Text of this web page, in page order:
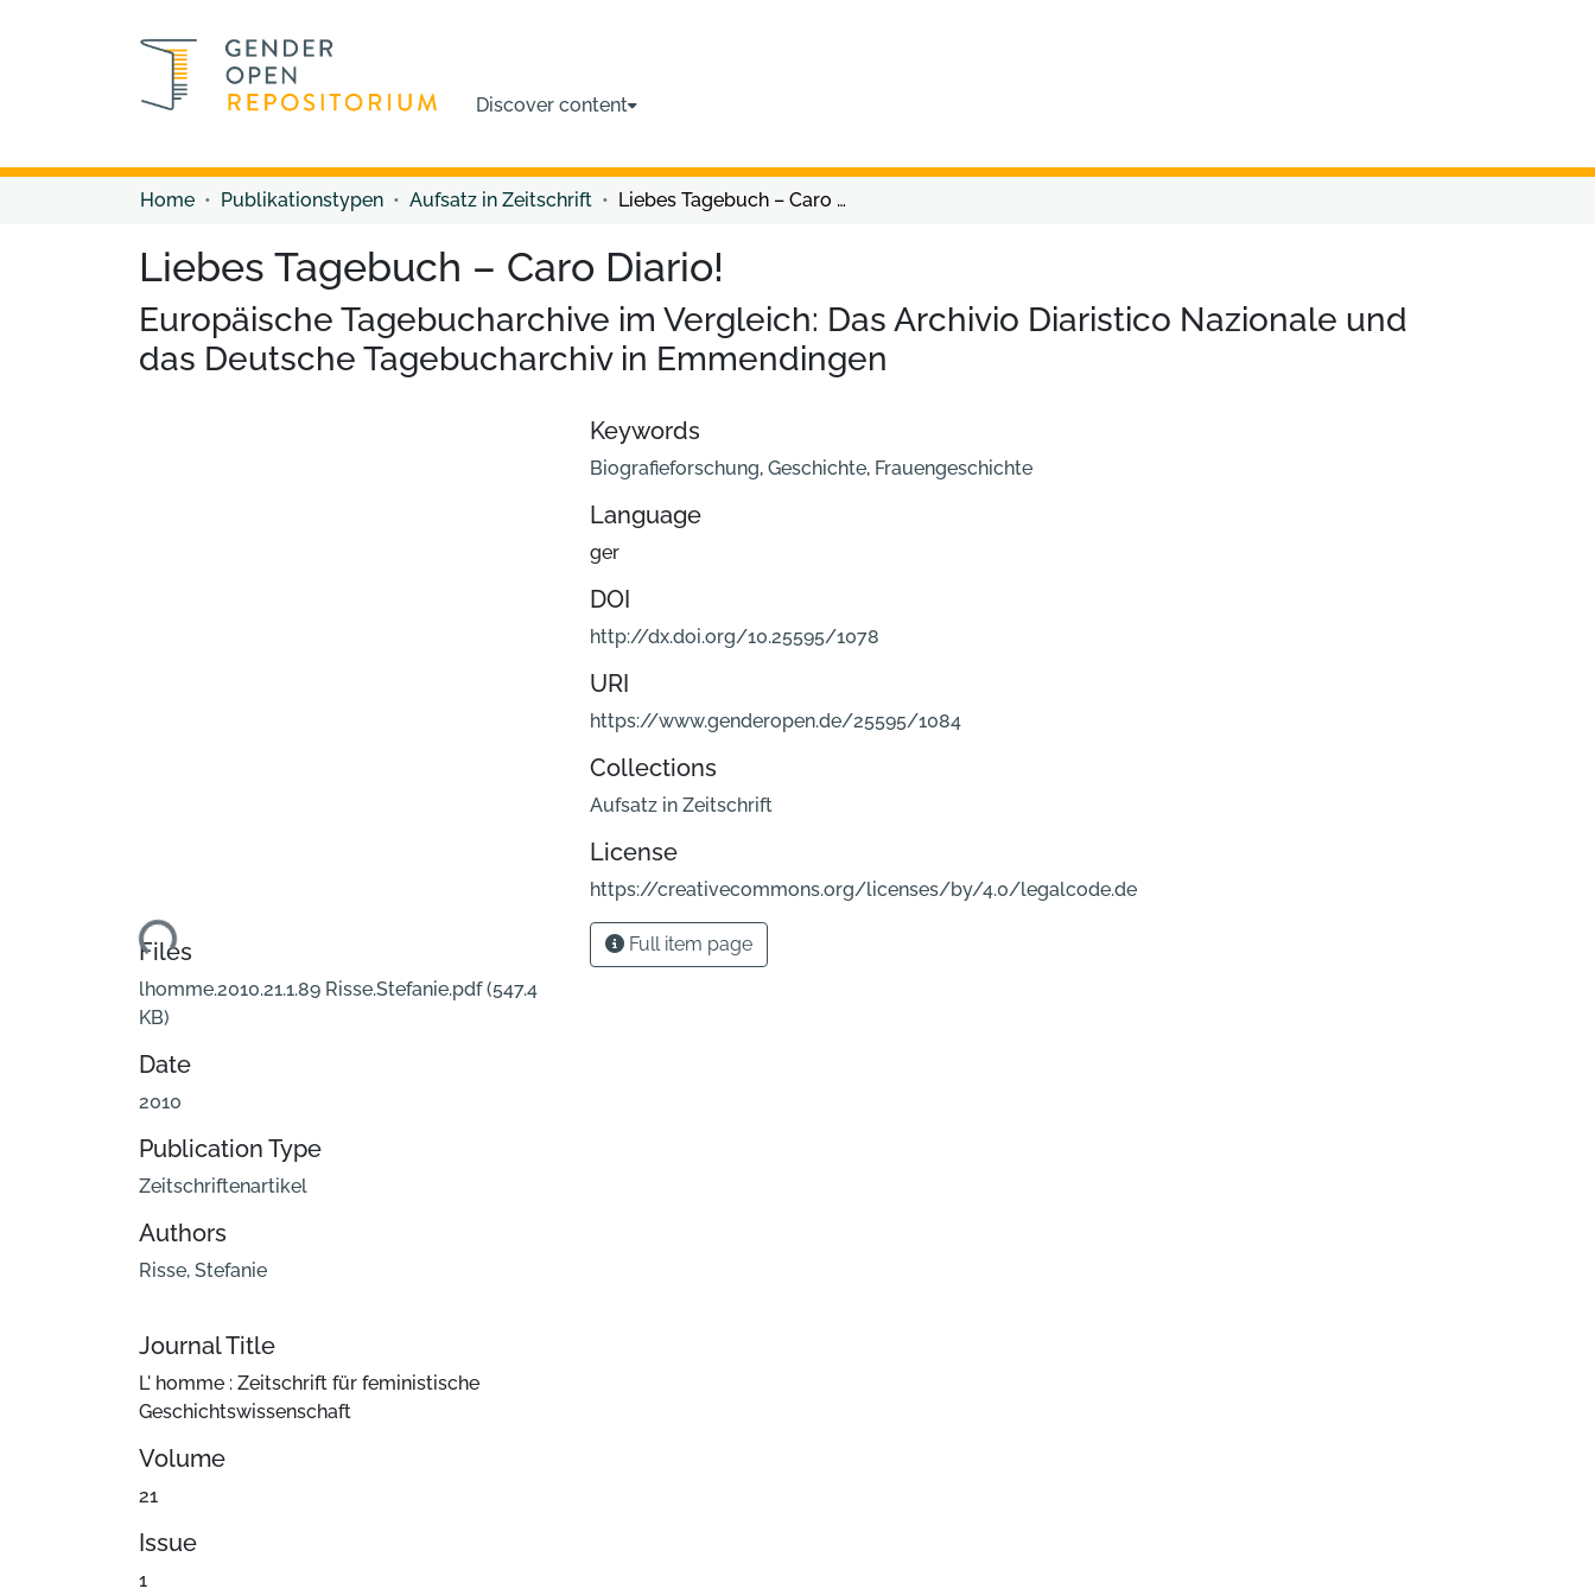
Discover content
Home Publikationstypen Aufsatz in Zeitschrift Liebes Tagebuch – Caro Diario!
Liebes Tagebuch – Caro Diario!
Europäische Tagebucharchive im Vergleich: Das Archivio Diaristico Nazionale und
das Deutsche Tagebucharchiv in Emmendingen
Loading...
Files
lhomme.2010.21.1.89 Risse.Stefanie.pdf(547.4
KB)
Date
2010
Publication Type
Zeitschriftenartikel
Authors
Risse, Stefanie
Journal Title
L' homme : Zeitschrift für feministische
Geschichtswissenschaft
Volume
21
Issue
1
Keywords
Biografieforschung, Geschichte, Frauengeschichte
Language
ger
DOI
http://dx.doi.org/10.25595/1078
URI
https://www.genderopen.de/25595/1084
Collections
Aufsatz in Zeitschrift
License
https://creativecommons.org/licenses/by/4.0/legalcode.de
Full item page